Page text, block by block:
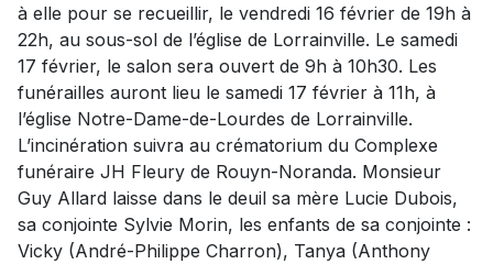
à elle pour se recueillir, le vendredi 16 février de 19h à
22h, au sous-sol de l’église de Lorrainville. Le samedi
17 février, le salon sera ouvert de 9h à 10h30. Les
funérailles auront lieu le samedi 17 février à 11h, à
l’église Notre-Dame-de-Lourdes de Lorrainville.
L’incinération suivra au crématorium du Complexe
funéraire JH Fleury de Rouyn-Noranda. Monsieur
Guy Allard laisse dans le deuil sa mère Lucie Dubois,
sa conjointe Sylvie Morin, les enfants de sa conjointe :
Vicky (André-Philippe Charron), Tanya (Anthony